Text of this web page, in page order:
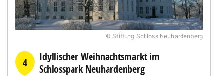
© Stiftung Schloss Neuhardenberg
4
Idyllischer Weihnachtsmarkt im
Schlosspark Neuhardenberg